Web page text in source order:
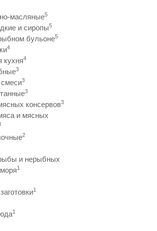
масляные5
и сиропы5
бульоне5
4
кухня4
3
3
3
консервов3
и мясных
2
и нерыбных
1
1
1